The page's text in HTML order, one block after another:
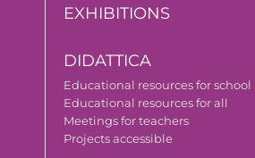
EXHIBITIONS
DIDATTICA
Educational resources for school
Educational resources for all
Meetings for teachers
Projects accessible